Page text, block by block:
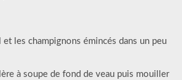
et les champignons émincés dans un peu
à soupe de fond de veau puis mouiller